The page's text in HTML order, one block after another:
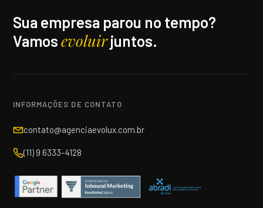
Sua empresa parou no tempo?
Vamosevoluirjuntos.
INFORMAÇÕES DE CONTATO
contato@agenciaevolux.com.br
(11) 9 6333-4128